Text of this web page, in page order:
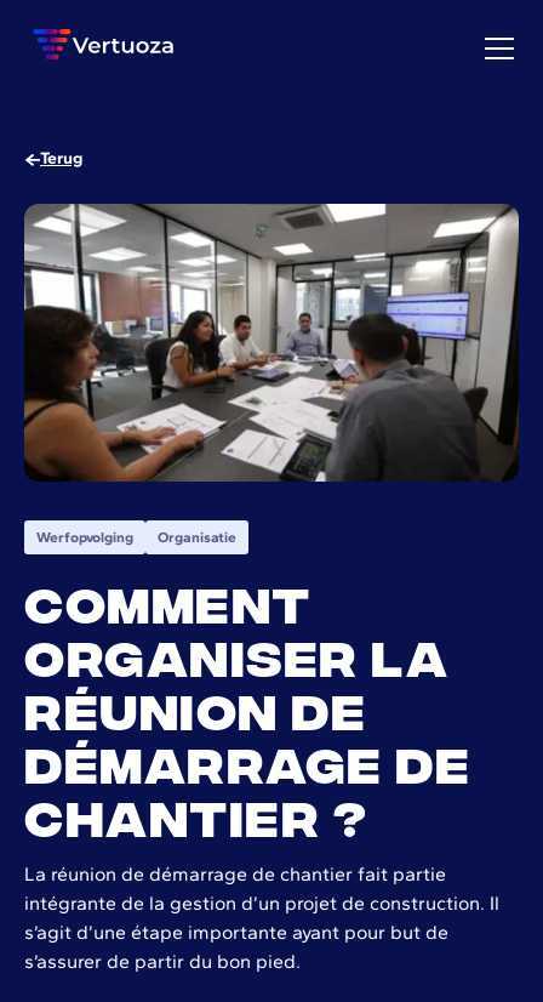
Terug
Werfopvolging Organisatie
Comment
organiser la
réunion de
démarrage de
chantier ?
La réunion de démarrage de chantier fait partie
intégrante de la gestion d’un projet de construction. Il
s’agit d’une étape importante ayant pour but de
s’assurer de partir du bon pied.